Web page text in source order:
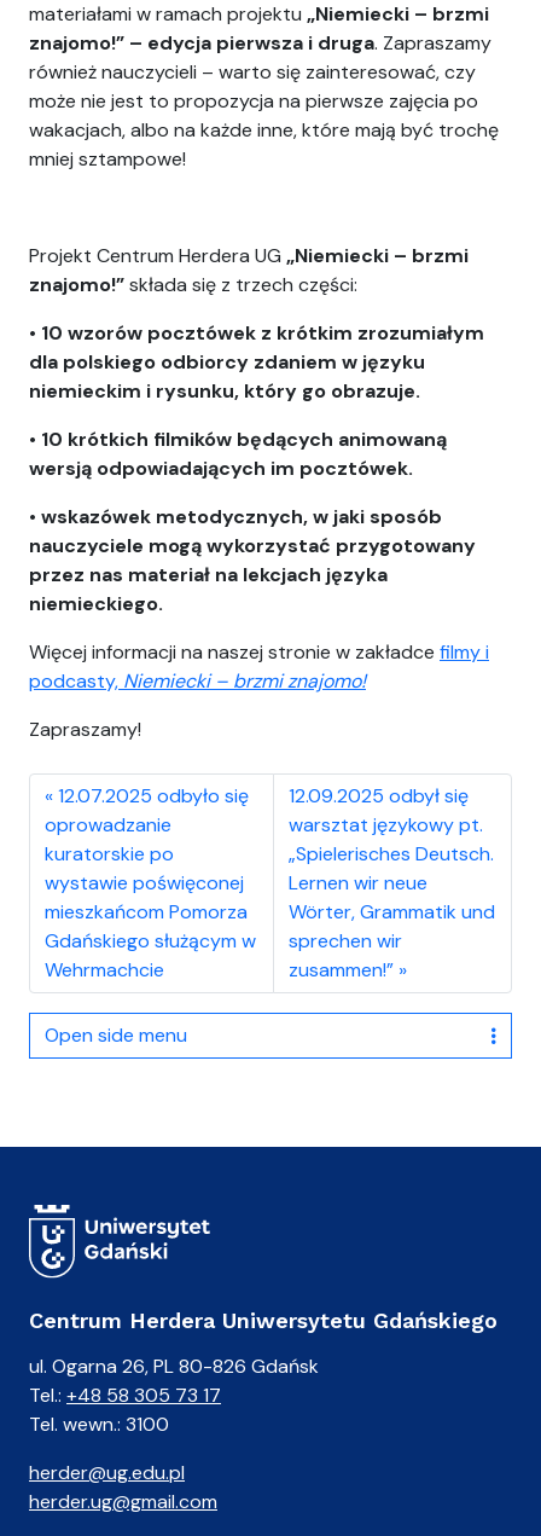
materiałami w ramach projektu „Niemiecki – brzmi
znajomo!” – edycja pierwsza i druga. Zapraszamy
również nauczycieli – warto się zainteresować, czy
może nie jest to propozycja na pierwsze zajęcia po
wakacjach, albo na każde inne, które mają być trochę
mniej sztampowe!
Projekt Centrum Herdera UG „Niemiecki – brzmi
znajomo!”składa się z trzech części:
• 10 wzorów pocztówek z krótkim zrozumiałym
dla polskiego odbiorcy zdaniem w języku
niemieckim i rysunku, który go obrazuje.
• 10 krótkich filmików będących animowaną
wersją odpowiadających im pocztówek.
• wskazówek metodycznych, w jaki sposób
nauczyciele mogą wykorzystać przygotowany
przez nas materiał na lekcjach języka
niemieckiego.
Więcej informacji na naszej stronie w zakładce filmy i
podcasty, Niemiecki – brzmi znajomo!
Zapraszamy!
12.07.2025 odbyło się
oprowadzanie
kuratorskie po
wystawie poświęconej
mieszkańcom Pomorza
Gdańskiego służącym w
Wehrmachcie
12.09.2025 odbył się
warsztat językowy pt.
„Spielerisches Deutsch.
Lernen wir neue
Wörter, Grammatik und
sprechen wir
zusammen!”
Open side menu
Centrum Herdera Uniwersytetu Gdańskiego
ul. Ogarna 26, PL 80-826 Gdańsk
Tel.: +48 58 305 73 17
Tel. wewn.: 3100
herder@ug.edu.pl
herder.ug@gmail.com